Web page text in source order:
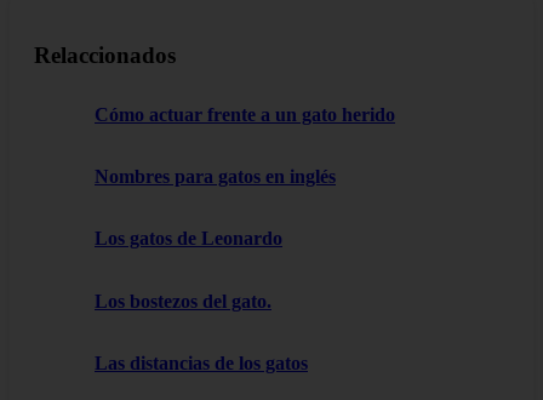
Relaccionados
Cómo actuar frente a un gato herido
Nombres para gatos en inglés
Los gatos de Leonardo
Los bostezos del gato.
Las distancias de los gatos